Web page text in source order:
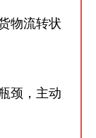
物流转状
颈，主动